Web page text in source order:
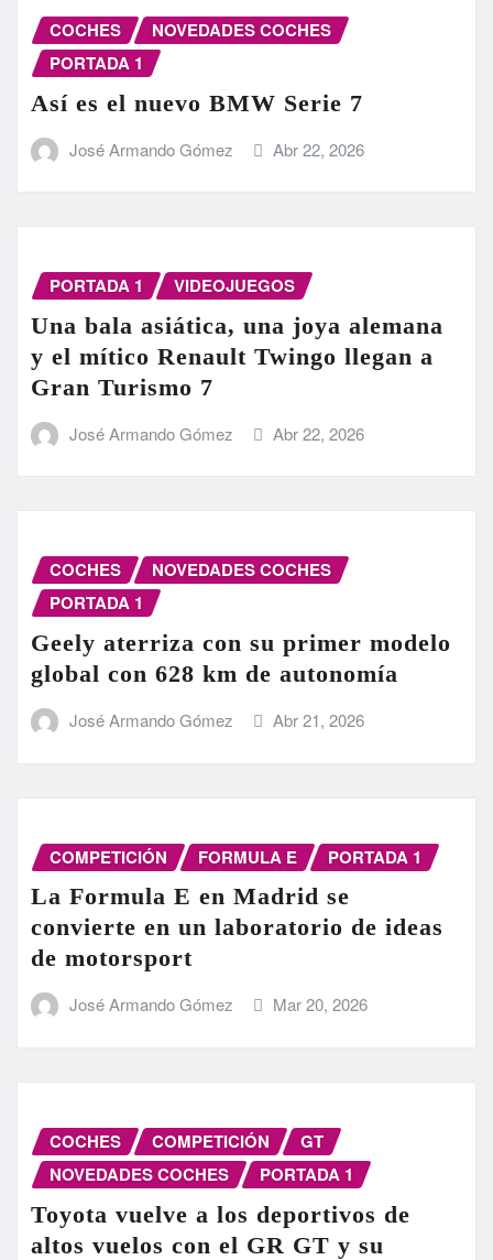
COCHES
NOVEDADES COCHES
PORTADA 1
Así es el nuevo BMW Serie 7
José Armando Gómez Abr 22, 2026
PORTADA 1 VIDEOJUEGOS
Una bala asiática, una joya alemana
y el mítico Renault Twingo llegan a
Gran Turismo 7
José Armando Gómez Abr 22, 2026
COCHES
NOVEDADES COCHES
PORTADA 1
Geely aterriza con su primer modelo
global con 628 km de autonomía
José Armando Gómez Abr 21, 2026
COMPETICIÓN FORMULA E PORTADA 1
La Formula E en Madrid se
convierte en un laboratorio de ideas
de motorsport
José Armando Gómez Mar 20, 2026
COCHES COMPETICIÓN
GT
NOVEDADES COCHES
PORTADA 1
Toyota vuelve a los deportivos de
altos vuelos con el GR GT y su